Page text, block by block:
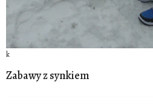
k
Zabawy z synkiem